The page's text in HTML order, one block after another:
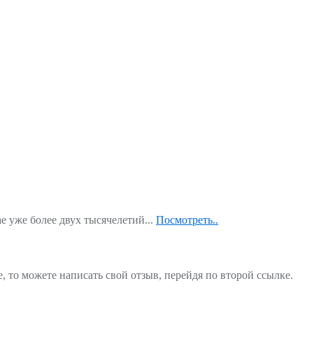
уже более двух тысячелетий... Посмотреть..
можете написать свой отзыв, перейдя по второй ссылке.